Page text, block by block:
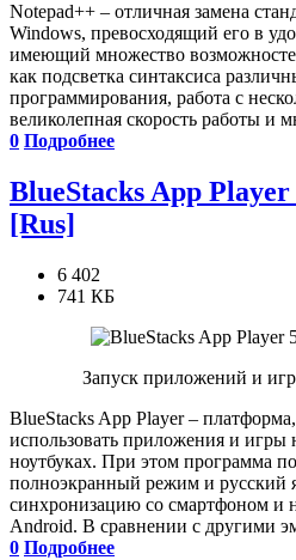
Notepad++ – отличная замена
Windows, превосходящий его в
имеющий множество
как подсветка синтаксиса
программирования, работа с
великолепная скорость работы и
0 Подробнее
BlueStacks App Player
[Rus]
6 402
741 КБ
Запуск приложений и
BlueStacks App Player –
использовать приложения и
ноутбуках. При этом программа
полноэкранный режим и русский
синхронизацию со смартфоном и
Android. В сравнении с другими
0 Подробнее